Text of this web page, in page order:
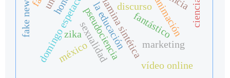
discurso
fantástico
domingo espetacular marketing
la educación
pseudociencia
sexualidad
fake news
vídeo online
zika
méxico
animación